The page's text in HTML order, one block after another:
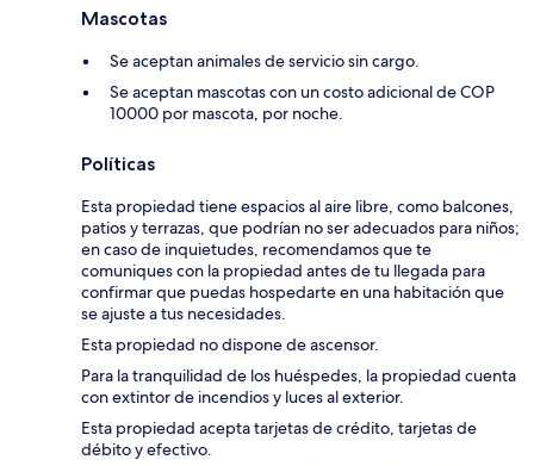
Mascotas
Se aceptan animales de servicio sin cargo.
Se aceptan mascotas con un costo adicional de COP
10000 por mascota, por noche.
Políticas
Esta propiedad tiene espacios al aire libre, como balcones,
patios y terrazas, que podrían no ser adecuados para niños;
en caso de inquietudes, recomendamos que te
comuniques con la propiedad antes de tu llegada para
confirmar que puedas hospedarte en una habitación que
se ajuste a tus necesidades.
Esta propiedad no dispone de ascensor.
Para la tranquilidad de los huéspedes, la propiedad cuenta
con extintor de incendios y luces al exterior.
Esta propiedad acepta tarjetas de crédito, tarjetas de
débito y efectivo.